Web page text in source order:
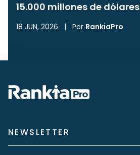
15.000 millones de dólares
18 JUN, 2026 | Por RankiaPro
NEWSLETTER